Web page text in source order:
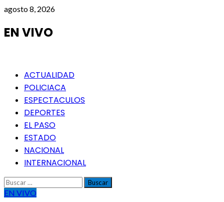
Saltar
contenido
agosto 8, 2026
EN VIVO
Menú
principal
ACTUALIDAD
POLICIACA
ESPECTACULOS
DEPORTES
EL PASO
ESTADO
NACIONAL
INTERNACIONAL
Buscar:
EN VIVO